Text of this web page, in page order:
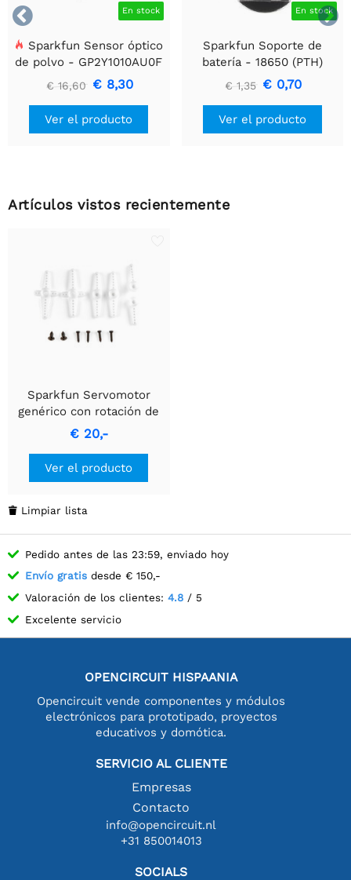

 En stock
Sparkfun Sensor óptico
de polvo - GP2Y1010AU0F
€ 16,60 € 8,30
Ver el producto
En stock
Sparkfun Soporte de
batería - 18650 (PTH)
€ 1,35 € 0,70
Ver el producto
Artículos vistos recientemente
Sparkfun Servomotor
genérico con rotación de
180° (tamaño
submicrométrico)
€ 20,-
Ver el producto
 Limpiar lista
Pedido antes de las 23:59, enviado hoy
Envío gratis desde € 150,-
Valoración de los clientes: 4.8 / 5
Excelente servicio
OPENCIRCUIT HISPAANIA
Opencircuit vende componentes y módulos
electrónicos para prototipado, proyectos
educativos y domótica.
SERVICIO AL CLIENTE
Empresas
Contacto
info@opencircuit.nl
+31 850014013
SOCIALS